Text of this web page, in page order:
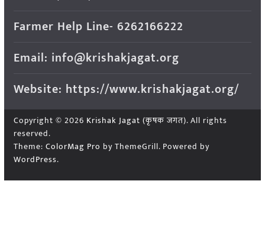
Farmer Help Line- 6262166222
Email: info@krishakjagat.org
Website: https://www.krishakjagat.org/
Copyright © 2026 Krishak Jagat (कृषक जगत). All rights
reserved.
Theme: ColorMag Pro by ThemeGrill. Powered by
WordPress.